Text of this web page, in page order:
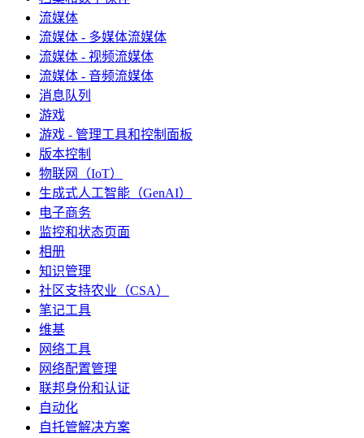
流媒体
流媒体 - 多媒体流媒体
流媒体 - 视频流媒体
流媒体 - 音频流媒体
消息队列
游戏
游戏 - 管理工具和控制面板
版本控制
物联网（IoT）
生成式人工智能（GenAI）
电子商务
监控和状态页面
相册
知识管理
社区支持农业（CSA）
笔记工具
维基
网络工具
网络配置管理
联邦身份和认证
自动化
自托管解决方案